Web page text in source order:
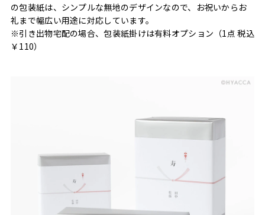
の包装紙は、シンプルな無地のデザインなので、お祝いからお
礼まで幅広い用途に対応しています。
※引き出物宅配の場合、包装紙掛けは有料オプション（1点 税込
￥110）